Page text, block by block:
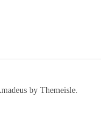
by Themeisle.